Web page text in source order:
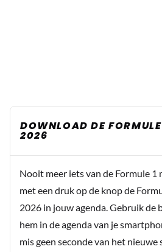
DOWNLOAD DE
2026
Nooit meer iets van de Formule 1
met een druk op de knop de
2026 in jouw agenda. Gebruik
hem in de agenda van je
mis geen seconde van het nieuwe